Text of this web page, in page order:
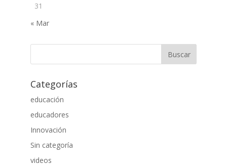
31
« Mar
Categorías
educación
educadores
Innovación
Sin categoría
videos